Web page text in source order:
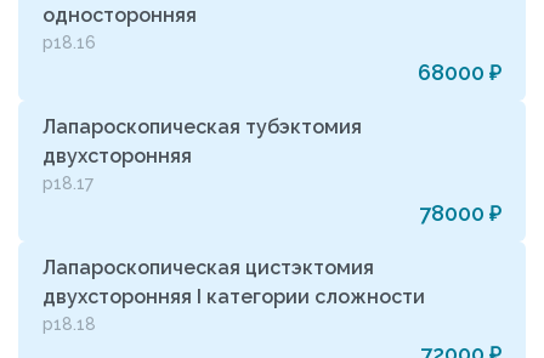
односторонняя
р18.16
68000 ₽
Лапароскопическая тубэктомия
двухсторонняя
р18.17
78000 ₽
Лапароскопическая цистэктомия
двухсторонняя I категории сложности
р18.18